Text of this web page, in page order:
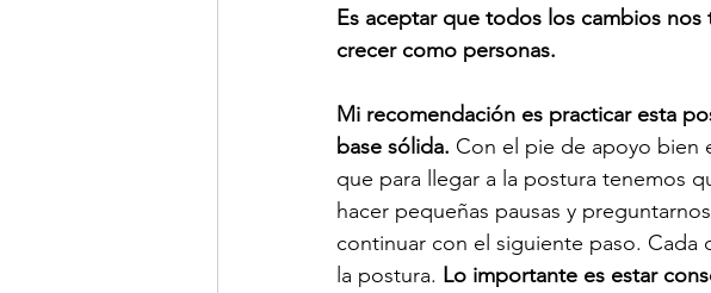
Es aceptar que todos los cambios nos
crecer como personas.
Mi recomendación es practicar esta
base sólida. Con el pie de apoyo bien
que para llegar a la postura tenemos
hacer pequeñas pausas y
continuar con el siguiente paso. Cada
la postura. Lo importante es estar